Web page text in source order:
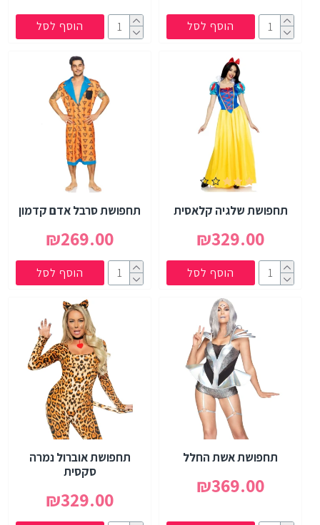
הוסף לסל הוסף לסל
תחפושת שלגיה קלאסית
₪329.00
הוסף לסל
תחפושת סרבל אדם קדמון
₪269.00
הוסף לסל
תחפושת אשת החלל
₪369.00
תחפושת אוברול נמרה
סקסית
₪329.00